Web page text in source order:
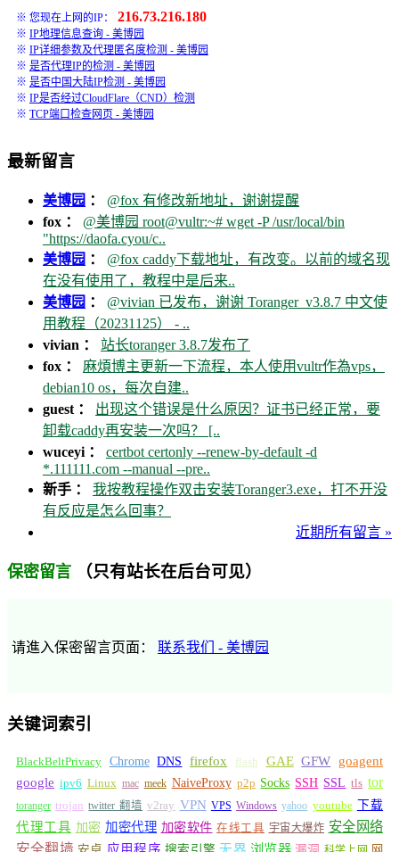
※ 您现在上网的IP： 216.73.216.180
※ IP地理信息查询 - 美博园
※ IP详细参数及代理匿名度检测 - 美博园
※ 是否代理IP的检测 - 美博园
※ 是否中国大陆IP检测 - 美博园
※ IP是否经过CloudFlare（CND）检测
※ TCP端口检查网页 - 美博园
最新留言
美博园 ： @fox 有修改新地址，谢谢提醒
fox ： @美博园 root@vultr:~# wget -P /usr/local/bin
"https://daofa.cyou/c..
美博园 ： @fox caddy下载地址，有改变。以前的域名现
在没有使用了，教程中是后来..
美博园 ： @vivian 已发布，谢谢 Toranger_v3.8.7 中文使
用教程（20231125） - ..
vivian ： 站长toranger 3.8.7发布了
fox ： 麻煩博主更新一下流程，本人使用vultr作為vps，
debian10 os，每次自建..
guest ： 出现这个错误是什么原因？证书已经正常，要
卸载caddy再安装一次吗？ [..
wuceyi ： certbot certonly --renew-by-default -d
*.111111.com --manual --pre..
新手 ： 我按教程操作双击安装Toranger3.exe，打不开没
有反应是怎么回事？
近期所有留言 »
保密留言 （只有站长在后台可见）
请進入保密留言页面： 联系我们 - 美博园
关键词索引
BlackBeltPrivacy Chrome DNS firefox flash GAE GFW
goagent
google ipv6 Linux mac meek NaiveProxy p2p Socks SSH SSL tls tor
toranger trojan twitter 翻墙 v2ray VPN VPS Windows yahoo youtube 下载
代理工具 加密 加密代理 加密软件 在线工具 宇宙大爆炸 安全网络